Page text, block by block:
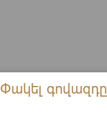
Փակել գովազդը